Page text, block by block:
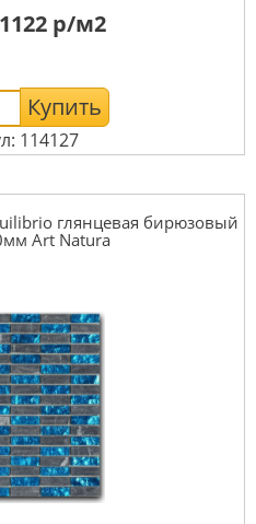
р/м2
Купить
114127
глянцевая бирюзовый
Art Natura